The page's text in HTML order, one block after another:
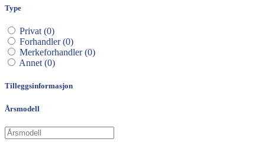
Gripere
Hydrauliske øvelser
Koblinger
Lagercontainere
Leddbomlifter
Luftkompressorer
Løfteplattformer
Pensel / kost
Push-Around-personheiser
Type
Privat (0)
Forhandler (0)
Merkeforhandler (0)
Annet (0)
Tilleggsinformasjon
Årsmodell